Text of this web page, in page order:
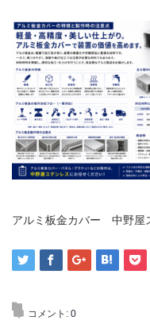
アルミ板金カバー 中野屋
コメント: 0